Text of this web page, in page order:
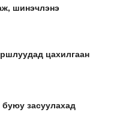
шинэчлэнэ
цахилгаан
засуулахад